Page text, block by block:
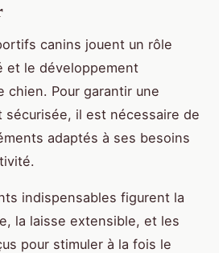
canins jouent un rôle
et le développement
chien. Pour garantir une
sécurisée, il est nécessaire de
adaptés à ses besoins
indispensables figurent la
la laisse extensible, et les
pour stimuler à la fois le